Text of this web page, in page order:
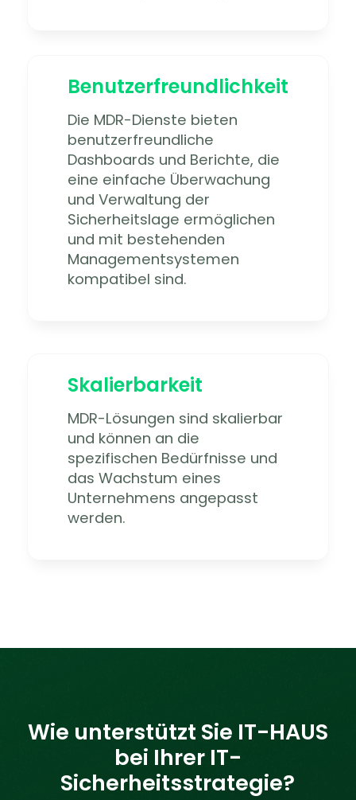
Benutzerfreundlichkeit
Die MDR-Dienste bieten
benutzerfreundliche
Dashboards und Berichte, die
eine einfache Überwachung
und Verwaltung der
Sicherheitslage ermöglichen
und mit bestehenden
Managementsystemen
kompatibel sind.
Skalierbarkeit
MDR-Lösungen sind skalierbar
und können an die
spezifischen Bedürfnisse und
das Wachstum eines
Unternehmens angepasst
werden.
Wie unterstützt Sie IT-HAUS
bei Ihrer IT-
Sicherheitsstrategie?